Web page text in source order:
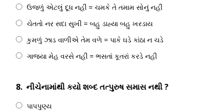
ઉજળું એટલું દૂધ નહીં = ચમકે તે તમામ સોનું નહીં
ચેતતો નર સદા સુખી = બહુ ડાહ્યા બહુ ખરડાય
કુમળું ઝાડ વાળીએ તેમ વળે = પાકે ઘડે કાંઠા ન ચડે
ગાજ્યા મેહ વરસે નહીં = ભસતાં કૂતરાં કરડે નહીં
8. નીચેનામાંથી કયો શબ્દ તત્પુરુષ સમાસ નથી ?
પાપપુણ્ય